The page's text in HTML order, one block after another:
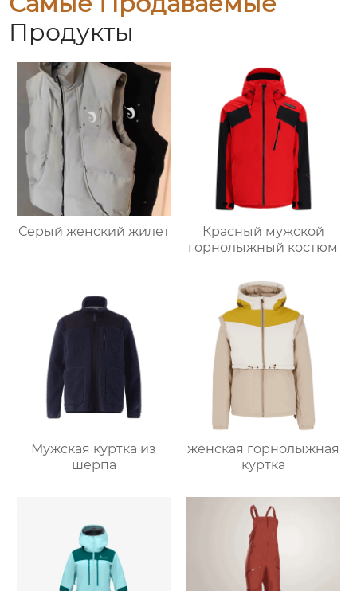
Продукты
Серый женский жилет
Красный мужской
горнолыжный костюм
Мужская куртка из
шерпа
женская горнолыжная
куртка